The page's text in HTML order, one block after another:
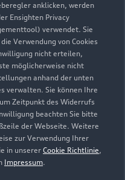
anklicken, werden
Ensighten Privacy
verwendet. Sie
Verwendung von Cookies
nicht erteilen,
möglicherweise nicht
anhand der unten
verwalten. Sie können Ihre
Zeitpunkt des Widerrufs
beachten Sie bitte
der Webseite. Weitere
zur Verwendung Ihrer
in unserer Cookie Richtlinie,
Impressum.
Montag 08:00
Montag 07:00
Montag 07:30